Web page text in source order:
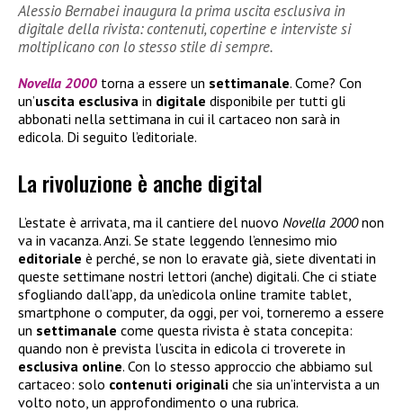
Alessio Bernabei inaugura la prima uscita esclusiva in
digitale della rivista: contenuti, copertine e interviste si
moltiplicano con lo stesso stile di sempre.
Novella 2000 torna a essere un settimanale. Come? Con
un’uscita esclusiva in digitale disponibile per tutti gli
abbonati nella settimana in cui il cartaceo non sarà in
edicola. Di seguito l’editoriale.
La rivoluzione è anche digital
L’estate è arrivata, ma il cantiere del nuovo Novella 2000non
va in vacanza. Anzi. Se state leggendo l’ennesimo mio
editoriale è perché, se non lo eravate già, siete diventati in
queste settimane nostri lettori (anche) digitali. Che ci stiate
sfogliando dall’app, da un’edicola online tramite tablet,
smartphone o computer, da oggi, per voi, torneremo a essere
un settimanale come questa rivista è stata concepita:
quando non è prevista l’uscita in edicola ci troverete in
esclusiva online. Con lo stesso approccio che abbiamo sul
cartaceo: solo contenuti originali che sia un’intervista a un
volto noto, un approfondimento o una rubrica.